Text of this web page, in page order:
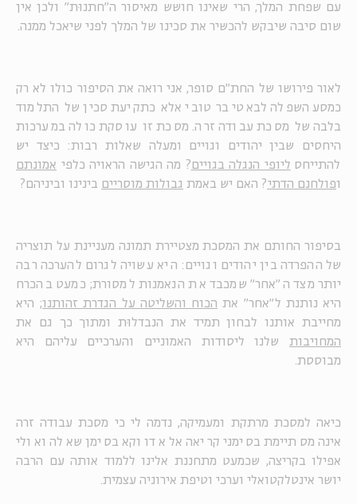
עם שפחת המלך, הרי שאינו חושש מאיסור ה"חתנוּת" ולכן אין
שום סיבה שיבקש להכשיר את סכינו של המלך לפני שיאכל ממנה.
לאור פירושו של החת"ם סופר, אני רואה את הסיפור כולו לא רק
כמסע השפלה לבאטי בר טובי אלא כתקיעת סכין של התלמוד
בלבה של מסכת עבודה זרה. מסכת זו עוסקת כולה במערכות
היחסים שבין יהודים וגויים ומעלה שאלות רבות: כיצד יש
להתייחס ליופי הנגלה בגויים ? מה הגישה הראויה כלפי אמונתם
ופולחנם הדתי? האם יש באמת גבולות מוסריים בינינו וביניהם?
בסיפור החותם את המסכת מצטיירת תמונה מעניינת על תוצריה
של ההפרדה בין יהודים וגויים: היא עשויה לגרום להערכה רבה
יותר מצד ה"אחר" שמכבד את הנאמנות למסורת; כמעט בהכרח
היא נותנת ל"אחר" את הכוח והשליטה על הגדרת זהותנו; היא
מחייבת אותנו לבחון תמיד את הנבדלוּת ומתוך כך גם את
המחויבות שלנו ליסודות האמוניים והערכיים עליהם היא
מבוססת.
כיאה למסכת מרתקת ומעמיקה, נדמה לי כי מסכת עבודה זרה
אינה מסתיימת בסימני קריאה אלא דווקא בסימן שאלה ואולי
אפילו בקריצה, שכמעט מתחננת אלינו ללמוד אותה עם הרבה
יושר אינטלקטואלי וערכי וטיפת אירוניה עצמית.